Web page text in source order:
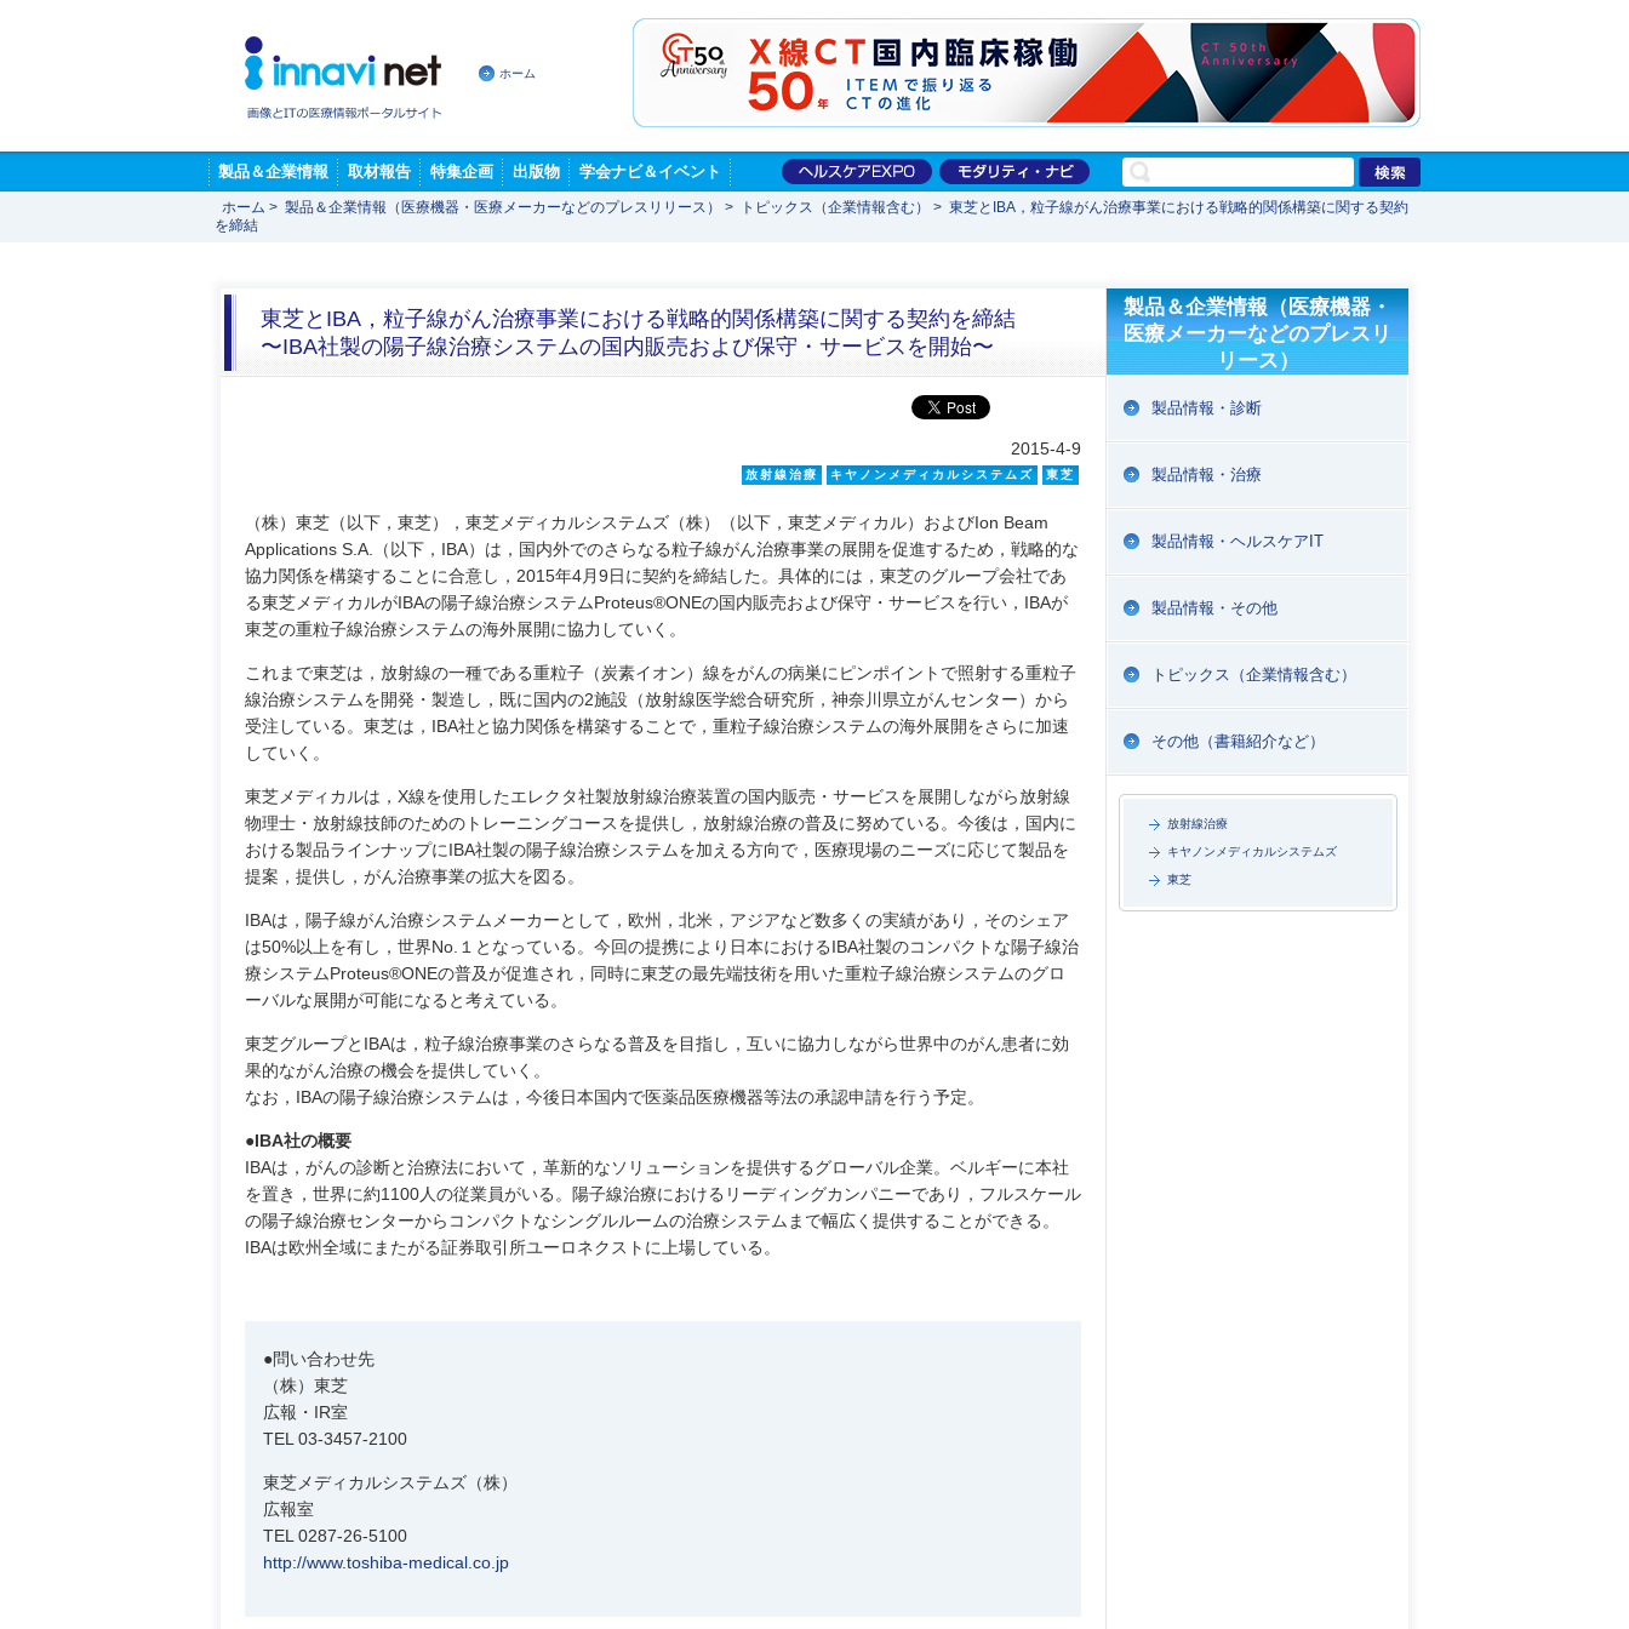
ホーム
製品＆企業情報 取材報告 特集企画 出版物 学会ナビ＆イベント
ホーム > 製品＆企業情報（医療機器・医療メーカーなどのプレスリリース） > トピックス（企業情報含む） > 東芝とIBA，粒子線がん治療事業における戦略的関係構築に関する契約
を締結
東芝とIBA，粒子線がん治療事業における戦略的関係構築に関する契約を締結
〜IBA社製の陽子線治療システムの国内販売および保守・サービスを開始〜
2015-4-9
放射線治療 キヤノンメディカルシステムズ 東芝
（株）東芝（以下，東芝），東芝メディカルシステムズ（株）（以下，東芝メディカル）およびIon Beam
Applications S.A.（以下，IBA）は，国内外でのさらなる粒子線がん治療事業の展開を促進するため，戦略的な
協力関係を構築することに合意し，2015年4月9日に契約を締結した。具体的には，東芝のグループ会社であ
る東芝メディカルがIBAの陽子線治療システムProteus®ONEの国内販売および保守・サービスを行い，IBAが
東芝の重粒子線治療システムの海外展開に協力していく。
これまで東芝は，放射線の一種である重粒子（炭素イオン）線をがんの病巣にピンポイントで照射する重粒子
線治療システムを開発・製造し，既に国内の2施設（放射線医学総合研究所，神奈川県立がんセンター）から
受注している。東芝は，IBA社と協力関係を構築することで，重粒子線治療システムの海外展開をさらに加速
していく。
東芝メディカルは，X線を使用したエレクタ社製放射線治療装置の国内販売・サービスを展開しながら放射線
物理士・放射線技師のためのトレーニングコースを提供し，放射線治療の普及に努めている。今後は，国内に
おける製品ラインナップにIBA社製の陽子線治療システムを加える方向で，医療現場のニーズに応じて製品を
提案，提供し，がん治療事業の拡大を図る。
IBAは，陽子線がん治療システムメーカーとして，欧州，北米，アジアなど数多くの実績があり，そのシェア
は50%以上を有し，世界No.１となっている。今回の提携により日本におけるIBA社製のコンパクトな陽子線治
療システムProteus®ONEの普及が促進され，同時に東芝の最先端技術を用いた重粒子線治療システムのグロ
ーバルな展開が可能になると考えている。
東芝グループとIBAは，粒子線治療事業のさらなる普及を目指し，互いに協力しながら世界中のがん患者に効
果的ながん治療の機会を提供していく。
なお，IBAの陽子線治療システムは，今後日本国内で医薬品医療機器等法の承認申請を行う予定。
●IBA社の概要
IBAは，がんの診断と治療法において，革新的なソリューションを提供するグローバル企業。ベルギーに本社
を置き，世界に約1100人の従業員がいる。陽子線治療におけるリーディングカンパニーであり，フルスケール
の陽子線治療センターからコンパクトなシングルルームの治療システムまで幅広く提供することができる。
IBAは欧州全域にまたがる証券取引所ユーロネクストに上場している。
●問い合わせ先
（株）東芝
広報・IR室
TEL 03-3457-2100
東芝メディカルシステムズ（株）
広報室
TEL 0287-26-5100
http://www.toshiba-medical.co.jp
製品＆企業情報（医療機器・
医療メーカーなどのプレスリ
リース）
製品情報・診断
製品情報・治療
製品情報・ヘルスケアIT
製品情報・その他
トピックス（企業情報含む）
その他（書籍紹介など）
放射線治療
キヤノンメディカルシステムズ
東芝